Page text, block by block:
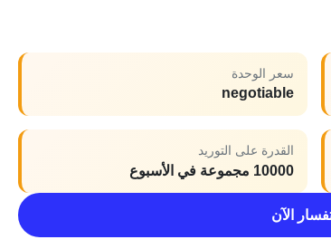
سعر الوحدة
negotiable
القدرة على التوريد
10000 مجموعة في الأسبوع
الآن